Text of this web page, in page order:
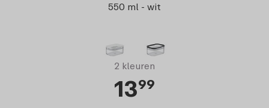
550 ml - wit
2 kleuren
1399